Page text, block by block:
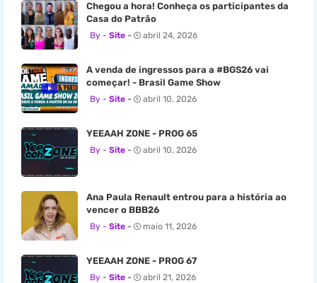
Chegou a hora! Conheça os participantes da
Casa do Patrão
Site abril 24, 2026
A venda de ingressos para a #BGS26 vai
começar! - Brasil Game Show
Site abril 10, 2026
YEEAAH ZONE - PROG 65
Site abril 10, 2026
Ana Paula Renault entrou para a história ao
vencer o BBB26
Site maio 11, 2026
YEEAAH ZONE - PROG 67
Site abril 21, 2026